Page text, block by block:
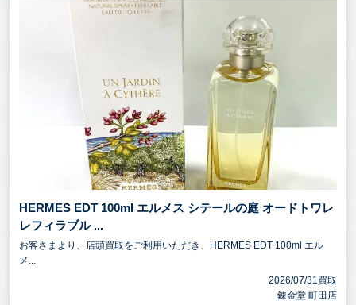
HERMES EDT 100ml エルメス シテールの庭 オードトワレ
レフィラブル ...
お客さまより、店頭買取をご利用いただき、HERMES EDT 100ml エル
メ...
2026/07/31買取
錬金堂 町田店